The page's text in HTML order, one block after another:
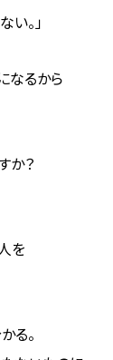
。」
なるから
か？
を
る。